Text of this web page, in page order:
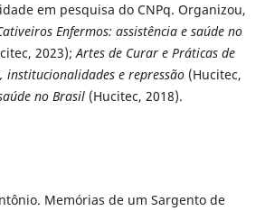
em pesquisa do CNPq. Organizou,
Enfermos: assistência e saúde no
2023);Artes de Curar e Práticas de
institucionalidades e repressão(Hucitec,
no Brasil(Hucitec, 2018).
Memórias de um Sargento de